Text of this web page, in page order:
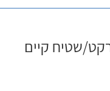
שטיח קיים